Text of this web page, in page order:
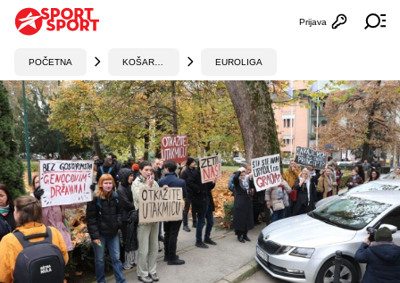
Otvori
Prijava
POČETNA EUROLIGA